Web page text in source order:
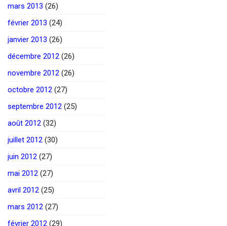
mars 2013 (26)
février 2013 (24)
janvier 2013 (26)
décembre 2012 (26)
novembre 2012 (26)
octobre 2012 (27)
septembre 2012 (25)
août 2012 (32)
juillet 2012 (30)
juin 2012 (27)
mai 2012 (27)
avril 2012 (25)
mars 2012 (27)
février 2012 (29)